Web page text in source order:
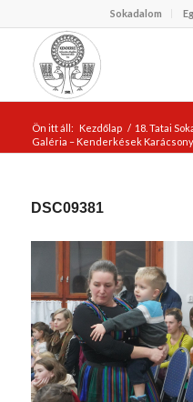
Sokadalom
Ön itt áll: Kezdőlap / 18. Tatai
Galéria – Kenderkések
DSC09381